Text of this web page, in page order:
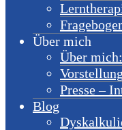
Über mich
Über
Presse –
Blog